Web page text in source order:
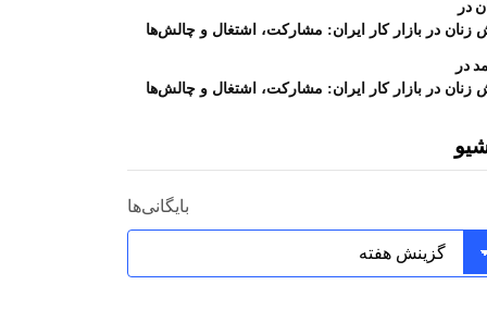
در
زنان در بازار کار ایران: مشارکت، اشتغال و چالش‌ها
در
زنان در بازار کار ایران: مشارکت، اشتغال و چالش‌ها
بایگانی‌ها